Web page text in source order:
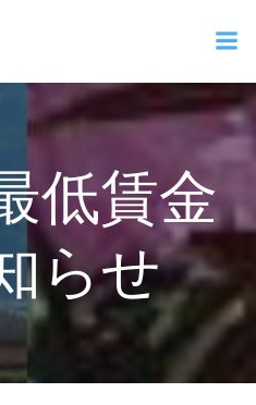
ン
へ
ス
キ
ッ
低賃金
らせ